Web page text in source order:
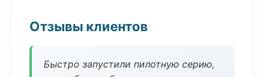
Отзывы клиентов
Быстро запустили пилотную серию,